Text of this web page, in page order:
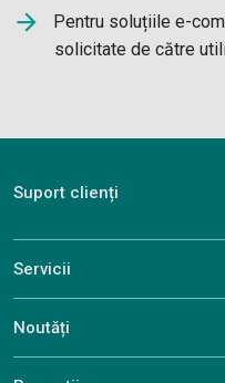
Pentru soluțiile e-
solicitate de către
Suport clienți
Servicii
Noutăți